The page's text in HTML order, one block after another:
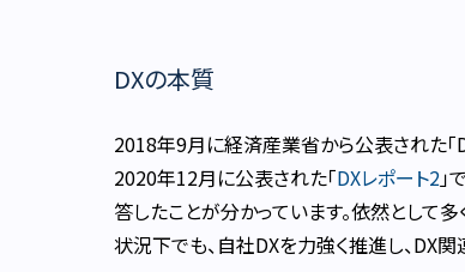
DXの本質
2018年9月に経済産業省から公表された「
2020年12月に公表された「DXレポート2」
答したことが分かっています。依然として
状況下でも、自社DXを力強く推進し、DX